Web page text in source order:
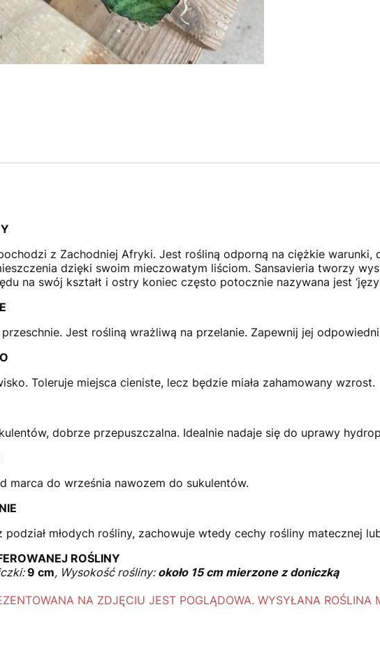
z Zachodniej Afryki. Jest rośliną odporną na ciężkie
dzięki swoim mieczowatym liściom. Sansavieria tworzy
na swój kształt i ostry koniec często potocznie nazywana jest
Jest rośliną wrażliwą na przelanie. Zapewnij jej
Toleruje miejsca cieniste, lecz będzie miała zahamowany wzrost.
dobrze przepuszczalna. Idealnie nadaje się do uprawy
marca do września nawozem do sukulentów.
podział młodych rośliny, zachowuje wtedy cechy rośliny matecznej
ROŚLINY
9 cm, Wysokość rośliny: około 15 cm mierzone z doniczką
NA ZDJĘCIU JEST POGLĄDOWA. WYSYŁANA ROŚLINA